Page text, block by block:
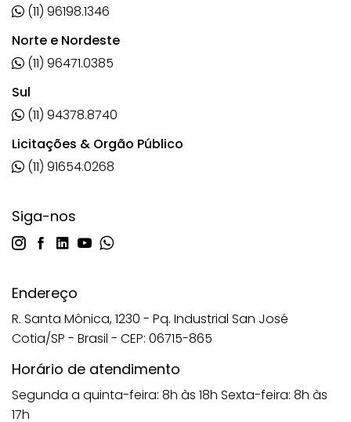
(11) 96198.1346
Norte e Nordeste
(11) 96471.0385
Sul
(11) 94378.8740
Licitações & Orgão Público
(11) 91654.0268
Siga-nos
Endereço
R. Santa Mônica, 1230 - Pq. Industrial San José
Cotia/SP - Brasil - CEP: 06715-865
Horário de atendimento
Segunda a quinta-feira: 8h às 18h Sexta-feira: 8h às
17h